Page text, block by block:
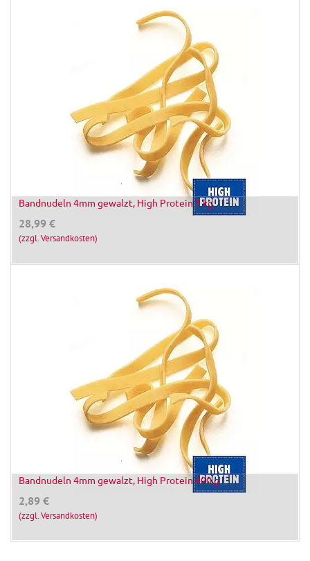
Bandnudeln 4mm gewalzt, High Protein 5 kg
28,99 €
(zzgl. Versandkosten)
Bandnudeln 4mm gewalzt, High Protein 400 g
2,89 €
(zzgl. Versandkosten)